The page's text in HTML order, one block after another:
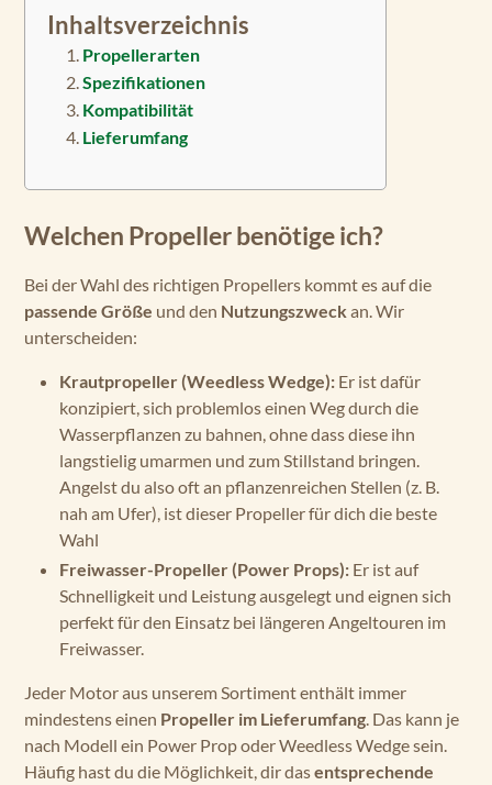
Inhaltsverzeichnis
Propellerarten
Spezifikationen
Kompatibilität
Lieferumfang
Welchen Propeller benötige ich?
Bei der Wahl des richtigen Propellers kommt es auf die
passende Größe und den Nutzungszweckan. Wir
unterscheiden:
Krautpropeller (Weedless Wedge): Er ist dafür
konzipiert, sich problemlos einen Weg durch die
Wasserpflanzen zu bahnen, ohne dass diese ihn
langstielig umarmen und zum Stillstand bringen.
Angelst du also oft an pflanzenreichen Stellen (z. B.
nah am Ufer), ist dieser Propeller für dich die beste
Wahl
Freiwasser-Propeller (Power Props): Er ist auf
Schnelligkeit und Leistung ausgelegt und eignen sich
perfekt für den Einsatz bei längeren Angeltouren im
Freiwasser.
Jeder Motor aus unserem Sortiment enthält immer
mindestens einen Propeller im Lieferumfang. Das kann je
nach Modell ein Power Prop oder Weedless Wedge sein.
Häufig hast du die Möglichkeit, dir dasentsprechende